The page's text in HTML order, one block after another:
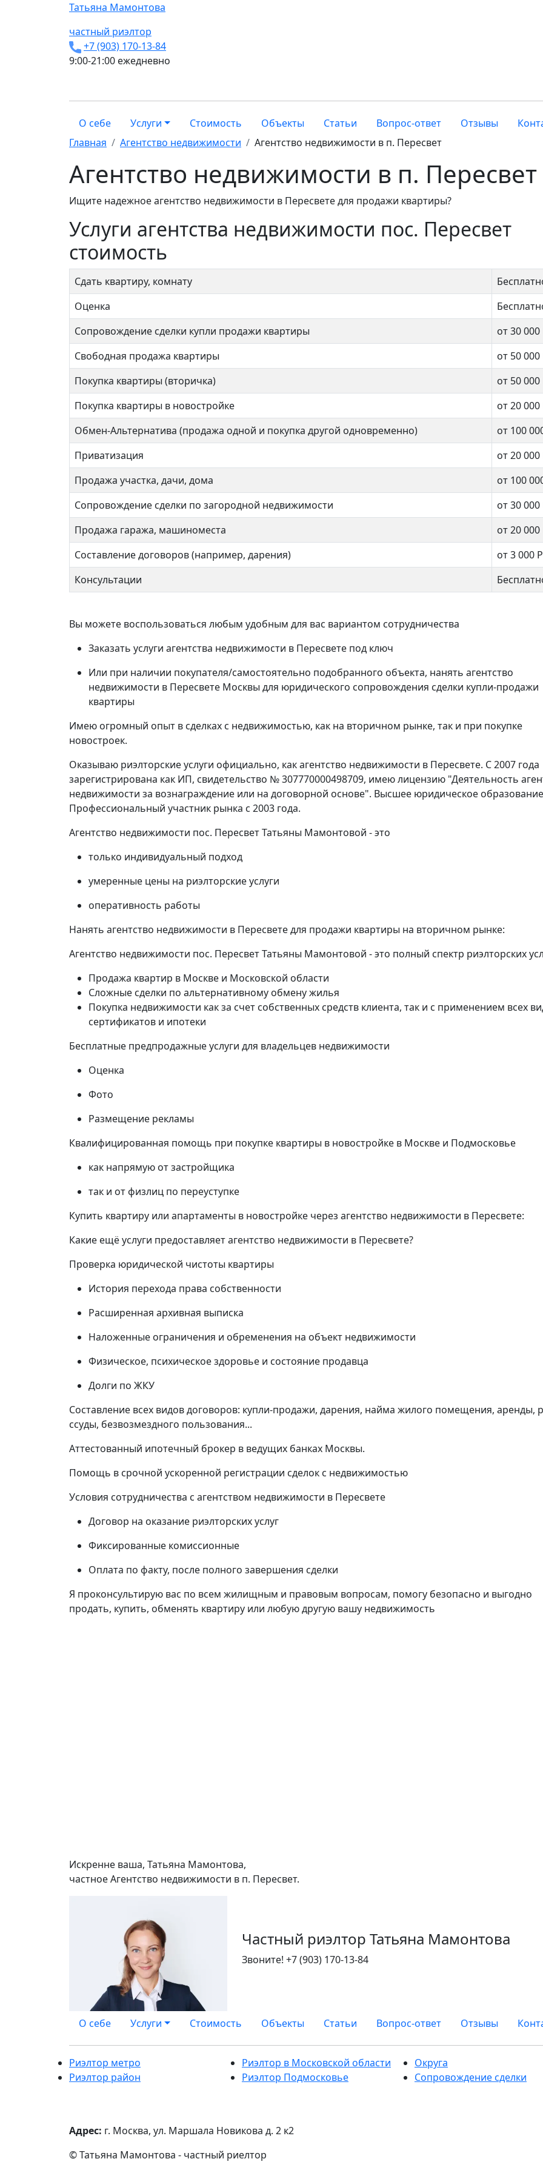
Татьяна Мамонтова
частный риэлтор
+7 (903) 170-13-84
9:00-21:00 ежедневно
О себе Услуги Стоимость Объекты Статьи Вопрос-ответ Отзывы
Главная
Агентство недвижимости Агентство недвижимости в п. Пересвет
Агентство недвижимости в п. Пересвет
Ищите надежное агентство недвижимости в Пересвете для продажи квартиры?
Услуги агентства недвижимости пос. Пересвет
стоимость
Сдать квартиру, комнату
Оценка
Сопровождение сделки купли продажи квартиры
от 30 000
Свободная продажа квартиры
от 50 000
Покупка квартиры (вторичка)
от 50 000
Покупка квартиры в новостройке
от 20 000
Обмен-Альтернатива (продажа одной и покупка другой одновременно)
от 100
Приватизация
от 20 000
Продажа участка, дачи, дома
от 100
Сопровождение сделки по загородной недвижимости
от 30 000
Продажа гаража, машиноместа
от 20 000
Составление договоров (например, дарения)
от 3 000 Р
Консультации
Вы можете воспользоваться любым удобным для вас вариантом сотрудничества
Заказать услуги агентства недвижимости в Пересвете под ключ
Или при наличии покупателя/самостоятельно подобранного объекта, нанять агентство
недвижимости в Пересвете Москвы для юридического сопровождения сделки купли-продажи
квартиры
Имею огромный опыт в сделках с недвижимостью, как на вторичном рынке, так и при покупке
новостроек.
Оказываю риэлторские услуги официально, как агентство недвижимости в Пересвете. С 2007 года
зарегистрирована как ИП, свидетельство № 307770000498709, имею лицензию "Деятельность
недвижимости за вознаграждение или на договорной основе". Высшее юридическое
Профессиональный участник рынка с 2003 года.
Агентство недвижимости пос. Пересвет Татьяны Мамонтовой - это
только индивидуальный подход
умеренные цены на риэлторские услуги
оперативность работы
Нанять агентство недвижимости в Пересвете для продажи квартиры на вторичном рынке:
Агентство недвижимости пос. Пересвет Татьяны Мамонтовой - это полный спектр риэлторских
Продажа квартир в Москве и Московской области
Сложные сделки по альтернативному обмену жилья
Покупка недвижимости как за счет собственных средств клиента, так и с применением всех
сертификатов и ипотеки
Бесплатные предпродажные услуги для владельцев недвижимости
Оценка
Фото
Размещение рекламы
Квалифицированная помощь при покупке квартиры в новостройке в Москве и Подмосковье
как напрямую от застройщика
так и от физлиц по переуступке
Купить квартиру или апартаменты в новостройке через агентство недвижимости в Пересвете:
Какие ещё услуги предоставляет агентство недвижимости в Пересвете?
Проверка юридической чистоты квартиры
История перехода права собственности
Расширенная архивная выписка
Наложенные ограничения и обременения на объект недвижимости
Физическое, психическое здоровье и состояние продавца
Долги по ЖКУ
Составление всех видов договоров: купли-продажи, дарения, найма жилого помещения, аренды,
ссуды, безвозмездного пользования...
Аттестованный ипотечный брокер в ведущих банках Москвы.
Помощь в срочной ускоренной регистрации сделок с недвижимостью
Условия сотрудничества с агентством недвижимости в Пересвете
Договор на оказание риэлторских услуг
Фиксированные комиссионные
Оплата по факту, после полного завершения сделки
Я проконсультирую вас по всем жилищным и правовым вопросам, помогу безопасно и выгодно
продать, купить, обменять квартиру или любую другую вашу недвижимость
Искренне ваша, Татьяна Мамонтова,
частное Агентство недвижимости в п. Пересвет.
Частный риэлтор Татьяна Мамонтова
Звоните! +7 (903) 170-13-84
О себе Услуги Стоимость Объекты Статьи Вопрос-ответ Отзывы
Риэлтор метро
Риэлтор район
Риэлтор в Московской области
Риэлтор Подмосковье
Округа
Сопровождение сделки
Адрес: г. Москва, ул. Маршала Новикова д. 2 к2
© Татьяна Мамонтова - частный риелтор